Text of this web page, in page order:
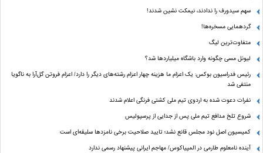
سهم سیدورف را ندادند، نیمکت نشین شدند!
گردهمایی مسخره‌ها!
متفاوت‌ترین لیگ
لیونل مسی چگونه وارد باشگاه میلیاردها شد؟
رئیس فدراسیون بوکس: یک اعزام ما هزینه چهار اعزام رشته‌های دیگر را دارد/ اعزام فروتن گل‌آرا به ناگویا
منتفی شد
نفرات دعوت شده به اردوی تیم ملی کشتی فرنگی اعلام شدند
شروع تلخ مدافع تیم ملی پس از جدایی از پرسپولیس
کمیسیون اصل نود مجلس قانع نشد؛ تایید صلاحیت برخی نامزدها سلیقه‌ای است
آینده نامعلوم طارمی در المپیاکوس/ مهاجم ایرانی پیشنهاد رسمی ندارد